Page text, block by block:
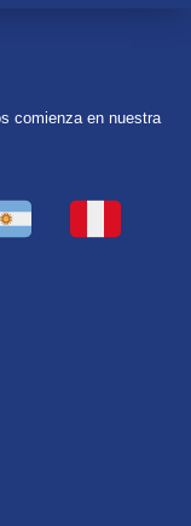
comienza en nuestra